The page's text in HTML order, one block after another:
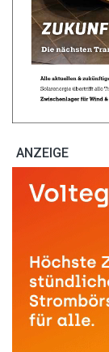
ANZEIGE